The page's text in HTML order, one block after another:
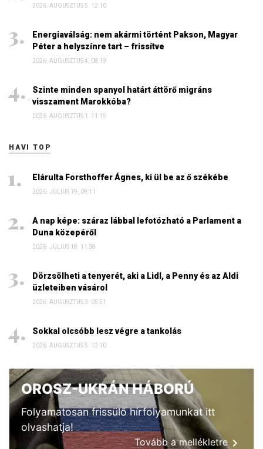
2026. AUGUSZTUS 5. 12:10
Energiaválság: nem akármi történt Pakson, Magyar
Péter a helyszínre tart – frissítve
2026. AUGUSZTUS 4. 08:19
Szinte minden spanyol határt áttörő migráns
visszament Marokkóba?
2026. AUGUSZTUS 1. 11:15
HAVI TOP
Elárulta Forsthoffer Ágnes, ki ül be az ő székébe
2026. JÚLIUS 19. 09:11
A nap képe: száraz lábbal lefotózható a Parlament a
Duna közepéről
2026. JÚLIUS 18. 11:38
Dörzsölheti a tenyerét, aki a Lidl, a Penny és az Aldi
üzleteiben vásárol
2026. AUGUSZTUS 3. 05:51
Sokkal olcsóbb lesz végre a tankolás
2026. AUGUSZTUS 5. 12:10
OROSZ-UKRÁN HÁBORÚ
Folyamatosan frissülő hírfolyamunkat itt
olvashatja!
Tovább a mellékletre